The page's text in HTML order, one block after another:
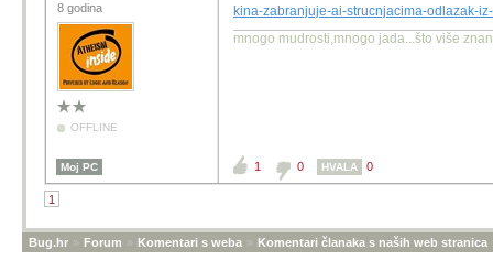
8 godina
OFFLINE
kina-zabranjuje-ai-strucnjacima-odlazak-
mnogo mudrosti,mnogo jada...što više
Moj PC 1 0 HVALA 0
1
Bug.hr » Forum » Komentari s weba » Komentari članaka s naših web stranica